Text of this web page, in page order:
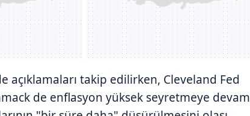
açıklamaları takip edilirken, Cleveland Fed
de enflasyon yüksek seyretmeye devam